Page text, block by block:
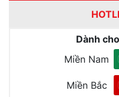
Dành
Miền Nam
Miền Bắc